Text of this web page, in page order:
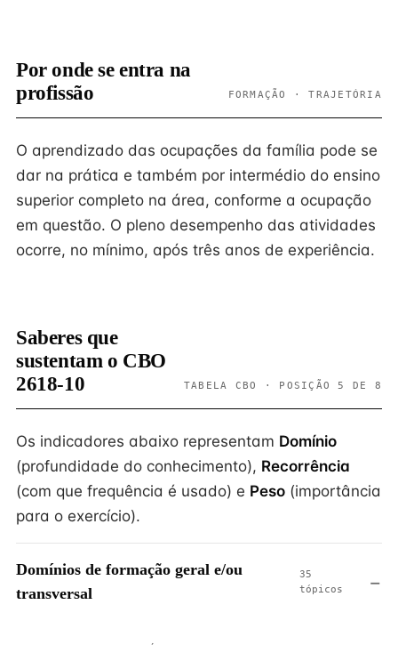
Por onde se entra na
profissão
FORMAÇÃO · TRAJETÓRIA
O aprendizado das ocupações da família pode se
dar na prática e também por intermédio do ensino
superior completo na área, conforme a ocupação
em questão. O pleno desempenho das atividades
ocorre, no mínimo, após três anos de experiência.
Saberes que
sustentam o CBO
2618-10
TABELA CBO · POSIÇÃO 5 DE 8
Os indicadores abaixo representam Domínio
(profundidade do conhecimento), Recorrência
(com que frequência é usado) e Peso (importância
para o exercício).
Domínios de formação geral e/ou
transversal
35
tópicos